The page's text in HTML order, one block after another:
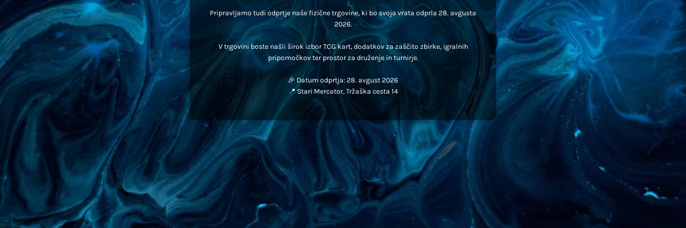
Pripravljamo tudi odprtje naše fizične trgovine, ki bo svoja vrata odprla 28. avgusta
2026.
V trgovini boste našli širok izbor TCG kart, dodatkov za zaščito zbirke, igralnih
pripomočkov ter prostor za druženje in turnirje.
🎉 Datum odprtja: 28. avgust 2026
📍 Stari Mercator, Tržaška cesta 14